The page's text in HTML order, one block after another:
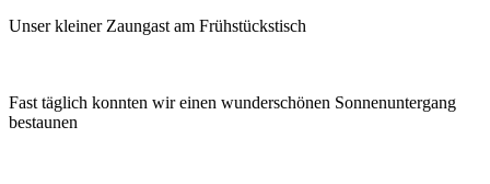
Unser kleiner Zaungast am Frühstückstisch
Fast täglich konnten wir einen wunderschönen Sonnenuntergang
bestaunen